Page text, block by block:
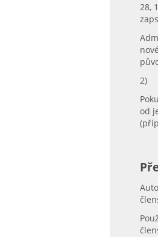
28,
2)
od